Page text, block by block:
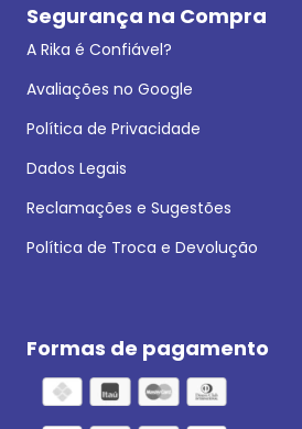
Segurança na Compra
A Rika é Confiável?
Avaliações no Google
Política de Privacidade
Dados Legais
Reclamações e Sugestões
Política de Troca e Devolução
Formas de pagamento